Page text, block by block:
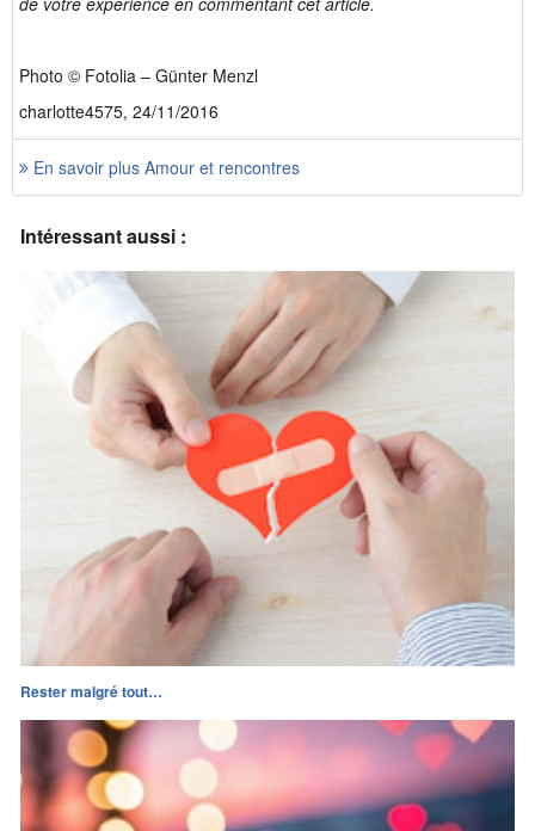
Photo © Fotolia – Günter Menzl
charlotte4575, 24/11/2016
En savoir plus Amour et rencontres
Intéressant aussi :
Rester malgré tout…